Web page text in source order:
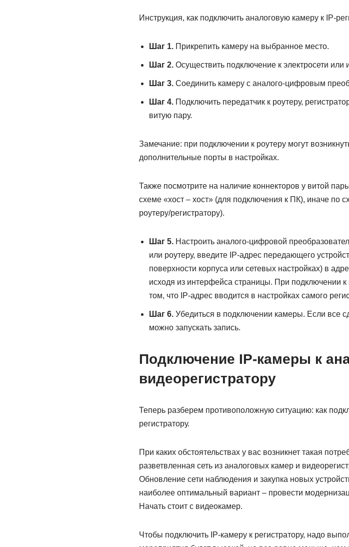
Инструкция, как подключить аналоговую камеру к IP-
Шаг 1.Прикрепить камеру на выбранное место.
Шаг 2.Осуществить подключение к электросети или
Шаг 3.Соединить камеру с аналого-цифровым
Шаг 4.Подключить передатчик к роутеру,
витую пару.
Замечание: при подключении к роутеру могут
дополнительные порты в настройках.
Также посмотрите на наличие коннекторов у витой
схеме «хост – хост» (для подключения к ПК), иначе по
роутеру/регистратору).
Шаг 5.Настроить аналого-цифровой
или роутеру, введите IP-адрес передающего
поверхности корпуса или сетевых настройках) в
исходя из интерфейса страницы. При подключении к
том, что IP-адрес вводится в настройках самого
Шаг 6.Убедиться в подключении камеры. Если все
можно запускать запись.
Подключение IP-камеры к
видеорегистратору
Теперь разберем противоположную ситуацию: как
регистратору.
При каких обстоятельствах у вас возникнет такая
разветвленная сеть из аналоговых камер и
Обновление сети наблюдения и закупка новых
наиболее оптимальный вариант – провести
Начать стоит с видеокамер.
Чтобы подключить IP-камеру к регистратору, надо